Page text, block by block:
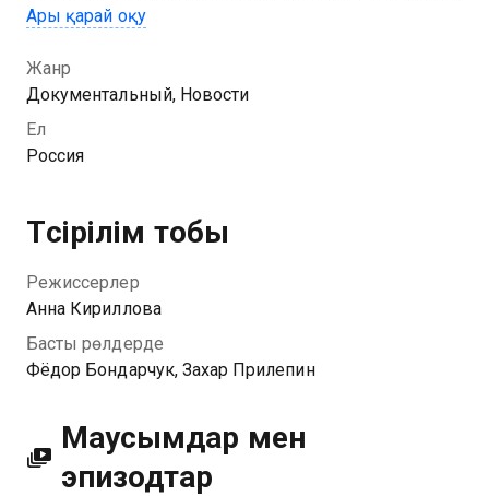
окажется за кадром.
10 маусымын Кино в деталях сериалының онлайн
көру мүмкіндігіңіз бар, ол тегін және жоғары сапалы
HD форматында Қазахтелеком арқылы қолжетімді.
Ары қарай оқу
Жанр
Документальный, Новости
Ел
Россия
Түсірілім тобы
Режиссерлер
Анна Кириллова
Басты рөлдерде
Фёдор Бондарчук, Захар Прилепин
Маусымдар мен
эпизодтар